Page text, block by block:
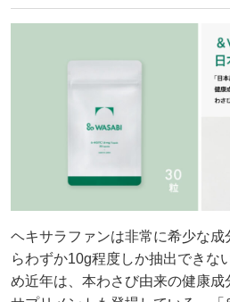
ヘキサラファンは非常に希少な
らわずか10g程度しか抽出できな
め近年は、本わさび由来の健康成